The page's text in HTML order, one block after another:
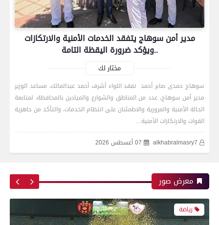
مدير أمن سوهاج يتفقد الخدمات الأمنية والارتكازات
..ويؤكد ضرورة اليقظة التامة
مختار لك
سوهاج حمدى صابر أحمد تفقد اللواء أشرف أحمد عبدالمالك، مساعد الوزير
مدير أمن سوهاج، عدد من المناطق والشوارع والميادين بالمحافظة، لمتابعة
الحالة الأمنية والمرورية والاطمئنان على انتظام الخدمات، والتأكد من جاهزية
القوات والارتكازات الأمنية…
alkhabralmasry7
07 أغسطس 2026
معرض صور
رياضة
اتحاد العاصمة الجزائرى بطلاً لكأس الكونفدرالية
الإفريقية للمرة الثانية في تاريخه
رياضة